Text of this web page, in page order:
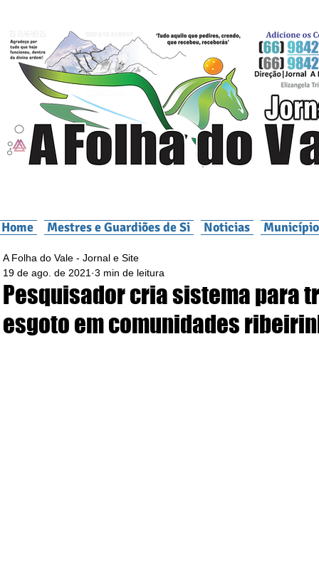
Home Mestres e Guardiões de Si Noticias
Pesquisador cria sistema para
esgoto em comunidades
A Folha do Vale - Jornal e Site
19 de ago. de 2021 3 min de leitura